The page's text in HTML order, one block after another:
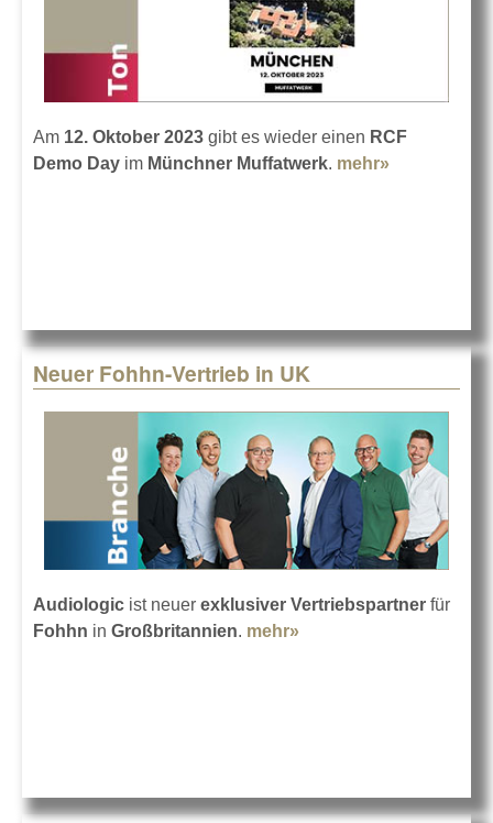
Am 12. Oktober 2023 gibt es wieder einen RCF
Demo Day im Münchner Muffatwerk. mehr»
Neuer Fohhn-Vertrieb in UK
Audiologic ist neuer exklusiver Vertriebspartner für
Fohhn in Großbritannien. mehr»